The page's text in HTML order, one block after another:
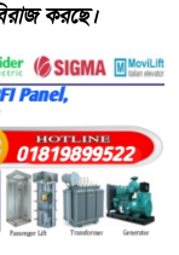
করছে।